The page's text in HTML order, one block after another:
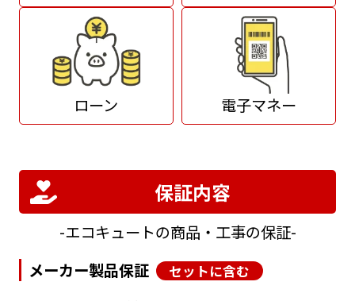
ローン 電子マネー
保証内容
エコキュートの商品・工事の保証
メーカー製品保証
セットに含む